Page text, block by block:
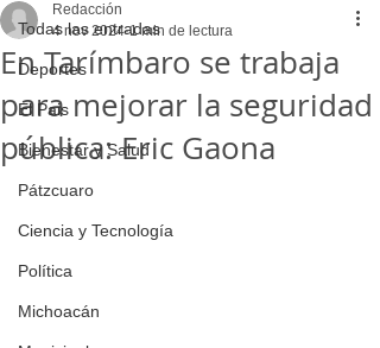
Todas las entradas
Deportes
El Pais
Bienestar y Salud
Pátzcuaro
Ciencia y Tecnología
Política
Michoacán
En Tarímbaro se trabaja
para mejorar la seguridad
pública: Eric Gaona
Redacción
4 nov 2024 1 min de lectura